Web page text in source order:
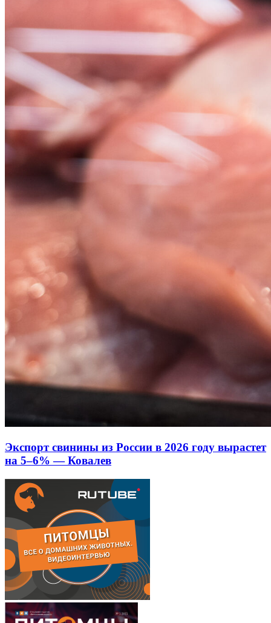
Экспорт свинины из России в 2026 году вырастет
на 5–6% — Ковалев